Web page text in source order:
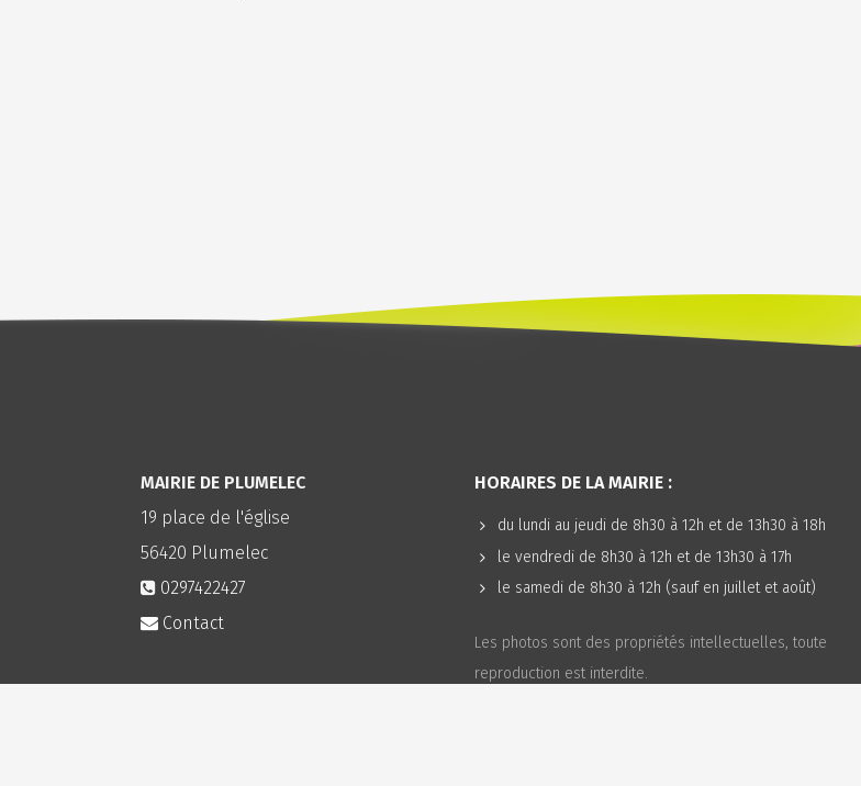
MAIRIE DE PLUMELEC
19 place de l'église
56420 Plumelec
0297422427
Contact
HORAIRES DE LA MAIRIE :
du lundi au jeudi de 8h30 à 12h et de 13h30 à 18h
le vendredi de 8h30 à 12h et de 13h30 à 17h
le samedi de 8h30 à 12h (sauf en juillet et août)
Les photos sont des propriétés intellectuelles, toute
reproduction est interdite.